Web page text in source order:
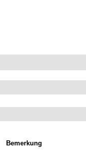
Bemerkung